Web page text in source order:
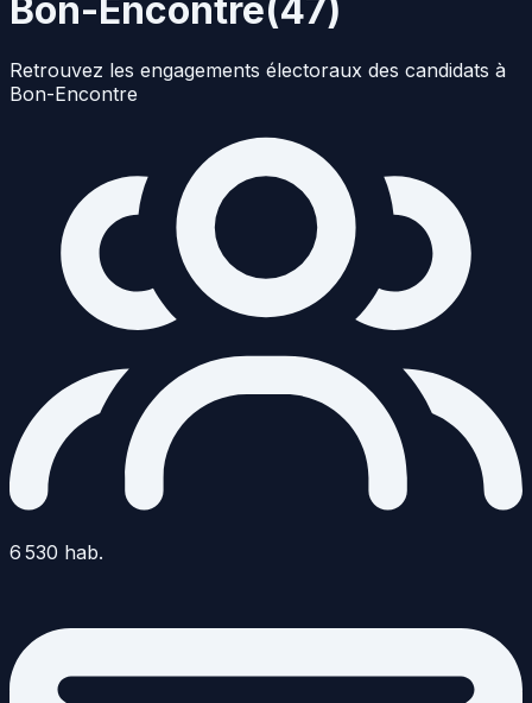
Bon-Encontre(47)
Retrouvez les engagements électoraux des candidats à
Bon-Encontre
6 530 hab.